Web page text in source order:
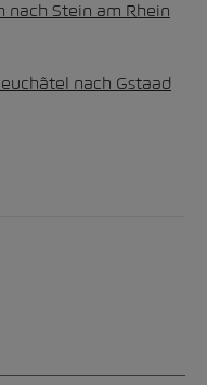
nach Stein am Rhein
nach Gstaad